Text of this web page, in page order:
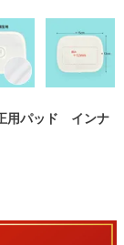
用パッド インナ